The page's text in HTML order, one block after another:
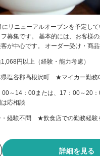
にリニューアルオープンを予定し
フ募集です。 基本的には、お客様
が中心です。 オーダー受け・商
円以上（経験・能力考慮）
県塩谷郡高根沢町 ★マイカー勤務
00～14：00または、17：00～20
応相談
・経験不問 ★飲食店での勤務経験
詳細を見る